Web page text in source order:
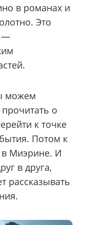
в романах и
Это
—
можем
о
к точке
Потом к
в Миэрине. И
в друга,
рассказывать